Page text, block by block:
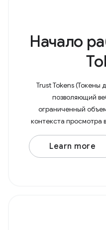
Начало
Trust Tokens (Токены
позволяющий
ограниченный
контекста просмотра
сайтами) для
использования
Learn more